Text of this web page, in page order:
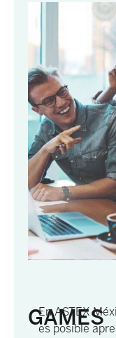
GAMES
En ASTEX
es posible